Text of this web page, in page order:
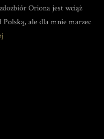
Oriona jest wciąż
Polską, ale dla mnie marzec